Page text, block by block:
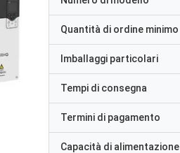
Quantità di ordine minimo
Imballaggi particolari
Tempi di consegna
Termini di pagamento
Capacità di alimentazione